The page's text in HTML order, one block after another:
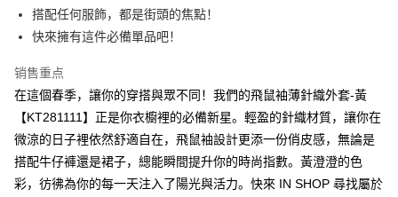
大哥付你分期
相关说明
1. 本服务由台湾大哥大提供，电信用户可立即使用无须另外申请。（限个人
月租型门号，不开放公司户及预付卡使用）
2. 付款方式选择 “大哥付你分期”，订单成立后会自动跳转到大哥付的交易流
程，验证手机门号后，选择欲分期的期数、缴款截止日，确认付款后即完成
交易。
3. 实际核准额度、可分期数及费用金额请依后续交易确认页面所载为准。
消。如遇 “转专审核”未通过状况，表示未达系统评分，恕无法说明评估内
AFTEE先享后付
相关说明
一、關於 AFTEE先享後付
1. 於付款方式選擇AFTEE先享後付，將跳出AFTEE先享後付手機驗證視
窗。
2. 進行簡訊驗證之後，即可完成結帳手續。
3. 訂單確認後不需事先繳費，商品會配送至您的指定地址。
搭配任何服飾，都是街頭的焦點！
快來擁有這件必備單品吧！
销售重点
在這個春季，讓你的穿搭與眾不同！我們的飛鼠袖薄針織外套-黃
【KT281111】正是你衣櫥裡的必備新星。輕盈的針織材質，讓你在
微涼的日子裡依然舒適自在，飛鼠袖設計更添一份俏皮感，無論是
搭配牛仔褲還是裙子，總能瞬間提升你的時尚指數。黃澄澄的色
彩，彷彿為你的每一天注入了陽光與活力。快來 IN SHOP 尋找屬於